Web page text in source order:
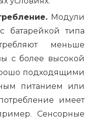
Модули
батарейкой типа
меньше
с более высокой
подходящими
питанием или
имеет
Сенсорные